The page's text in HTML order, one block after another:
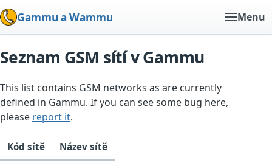
Gammu a Wammu Menu
Seznam GSM sítí v Gammu
This list contains GSM networks as are currently
defined in Gammu. If you can see some bug here,
please report it.
Kód sítě Název sítě